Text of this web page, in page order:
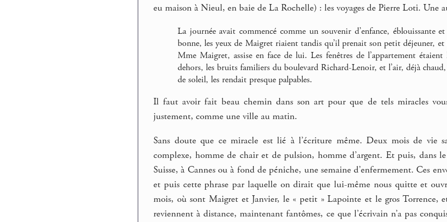
eu maison à Nieul, en baie de La Rochelle) : les voyages de Pierre Loti. Une
La journée avait commencé comme un souvenir d’enfance, éblouissante
bonne, les yeux de Maigret riaient tandis qu’il prenait son petit déjeuner, et
Mme Maigret, assise en face de lui. Les fenêtres de l’appartement
dehors, les bruits familiers du boulevard Richard-Lenoir, et l’air, déjà
de soleil, les rendait presque palpables.
Il faut avoir fait beau chemin dans son art pour que de tels miracles
justement, comme une ville au matin.
Sans doute que ce miracle est lié à l’écriture même. Deux mois de vie
complexe, homme de chair et de pulsion, homme d’argent. Et puis, dans
Suisse, à Cannes ou à fond de péniche, une semaine d’enfermement. Ces
et puis cette phrase par laquelle on dirait que lui-même nous quitte et
mois, où sont Maigret et Janvier, le « petit » Lapointe et le gros Torrence,
reviennent à distance, maintenant fantômes, ce que l’écrivain n’a pas